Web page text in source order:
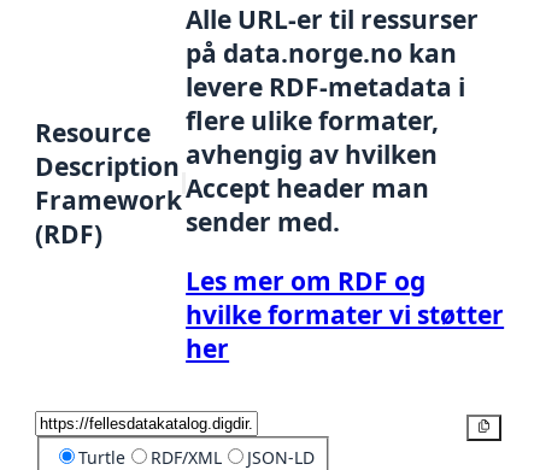
Resource
Description
Framework
(RDF)
Alle URL-er til ressurser
på data.norge.no kan
levere RDF-metadata i
flere ulike formater,
avhengig av hvilken
Accept header man
sender med.
Les mer om RDF og
hvilke formater vi støtter
her
Turtle RDF/XML JSON-LD